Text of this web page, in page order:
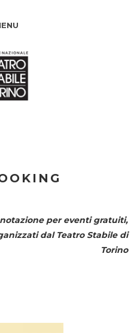
per eventi gratuiti,
dal Teatro Stabile di
Torino